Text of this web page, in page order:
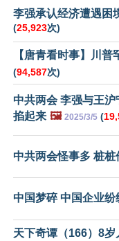
李强承认经济遭遇困
(25,923次)
【唐青看时事】川
(94,587次)
中共两会 李强与王
掐起来 🖼️ 2025/3/5 (
中共两会怪事多 桩
中国梦碎 中国企业纷
天下奇谭（166）8